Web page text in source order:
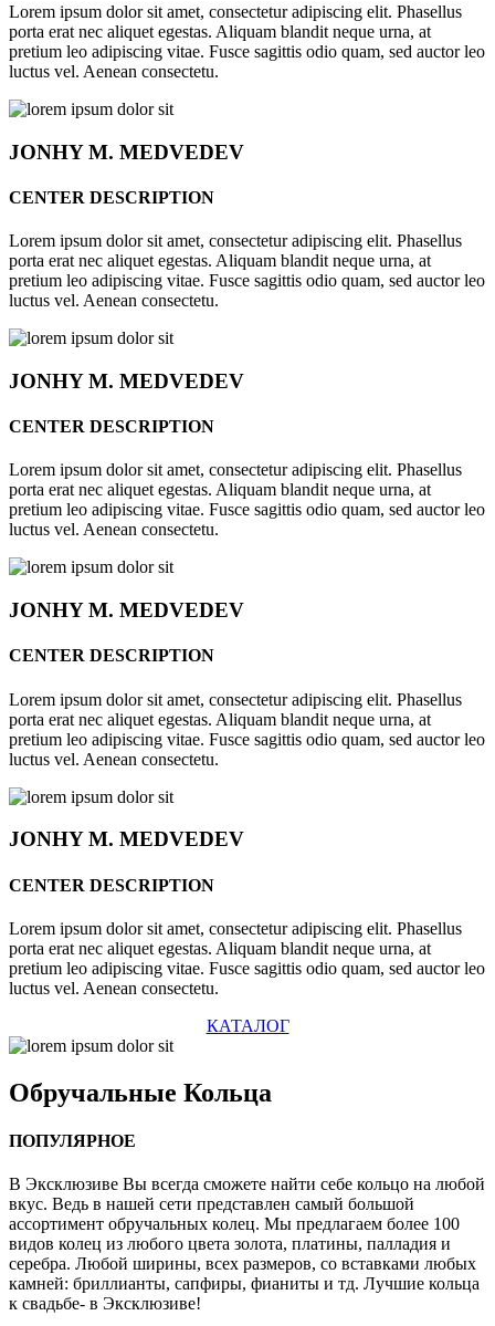
Lorem ipsum dolor sit amet, consectetur adipiscing elit. Phasellus
porta erat nec aliquet egestas. Aliquam blandit neque urna, at
pretium leo adipiscing vitae. Fusce sagittis odio quam, sed auctor leo
luctus vel. Aenean consectetu.
JONHYM. MEDVEDEV
CENTER DESCRIPTION
Lorem ipsum dolor sit amet, consectetur adipiscing elit. Phasellus
porta erat nec aliquet egestas. Aliquam blandit neque urna, at
pretium leo adipiscing vitae. Fusce sagittis odio quam, sed auctor leo
luctus vel. Aenean consectetu.
JONHYM. MEDVEDEV
CENTER DESCRIPTION
Lorem ipsum dolor sit amet, consectetur adipiscing elit. Phasellus
porta erat nec aliquet egestas. Aliquam blandit neque urna, at
pretium leo adipiscing vitae. Fusce sagittis odio quam, sed auctor leo
luctus vel. Aenean consectetu.
JONHYM. MEDVEDEV
CENTER DESCRIPTION
Lorem ipsum dolor sit amet, consectetur adipiscing elit. Phasellus
porta erat nec aliquet egestas. Aliquam blandit neque urna, at
pretium leo adipiscing vitae. Fusce sagittis odio quam, sed auctor leo
luctus vel. Aenean consectetu.
JONHYM. MEDVEDEV
CENTER DESCRIPTION
Lorem ipsum dolor sit amet, consectetur adipiscing elit. Phasellus
porta erat nec aliquet egestas. Aliquam blandit neque urna, at
pretium leo adipiscing vitae. Fusce sagittis odio quam, sed auctor leo
luctus vel. Aenean consectetu.
КАТАЛОГ
Обручальные Кольца
ПОПУЛЯРНОЕ
В Эксклюзиве Вы всегда сможете найти себе кольцо на любой
вкус. Ведь в нашей сети представлен самый большой
ассортимент обручальных колец. Мы предлагаем более 100
видов колец из любого цвета золота, платины, палладия и
серебра. Любой ширины, всех размеров, со вставками любых
камней: бриллианты, сапфиры, фианиты и тд. Лучшие кольца
к свадьбе- в Эксклюзиве!